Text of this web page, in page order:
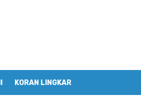
KORAN LINGKAR